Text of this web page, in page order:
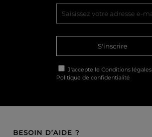
S'inscrire
J'accepte le Conditions légales
Politique de confidentialité
BESOIN D’AIDE ?